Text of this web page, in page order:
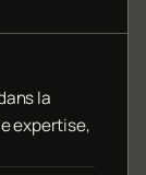
la
expertise,